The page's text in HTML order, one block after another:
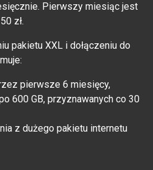
Pierwszy miesiąc jest
zł.
pakietu XXL i dołączeniu do
pierwsze 6 miesięcy,
600 GB, przyznawanych co 30
z dużego pakietu internetu